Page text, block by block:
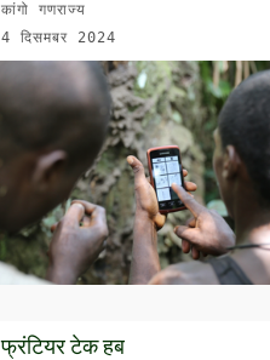
कांगो गणराज्य
4 दिसमबर 2024
फ्रंटियर टेक हब